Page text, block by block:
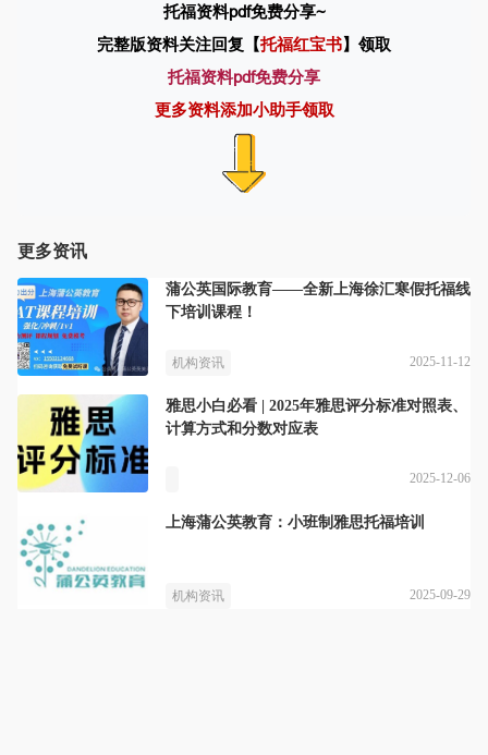
托福资料pdf免费分享~
完整版资料关注回复【托福红宝书】领取
托福资料pdf免费分享
更多资料添加小助手领取
更多资讯
蒲公英国际教育——全新上海徐汇寒假托福线
下培训课程！
机构资讯 2025-11-12
雅思小白必看 | 2025年雅思评分标准对照表、
计算方式和分数对应表
2025-12-06
上海蒲公英教育：小班制雅思托福培训
机构资讯 2025-09-29